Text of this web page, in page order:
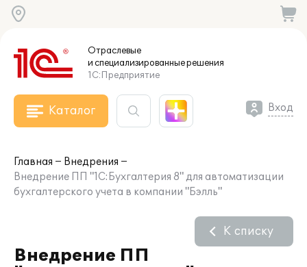
Отраслевые
и специализированныерешения
1С:Предприятие
Каталог Вход
Главная
Внедрения
Внедрение ПП "1С:Бухгалтерия 8" для автоматизации
бухгалтерского учета в компании "Бэлль"
Внедрение ПП
К списку